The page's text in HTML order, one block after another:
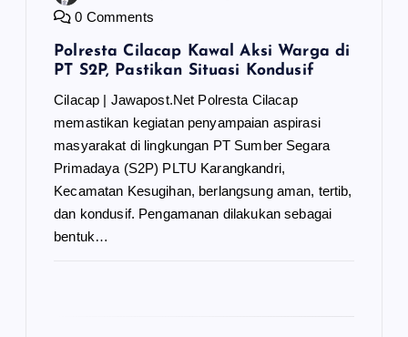
0 Comments
Polresta Cilacap Kawal Aksi Warga di
PT S2P, Pastikan Situasi Kondusif
Cilacap | Jawapost.Net Polresta Cilacap
memastikan kegiatan penyampaian aspirasi
masyarakat di lingkungan PT Sumber Segara
Primadaya (S2P) PLTU Karangkandri,
Kecamatan Kesugihan, berlangsung aman, tertib,
dan kondusif. Pengamanan dilakukan sebagai
bentuk…